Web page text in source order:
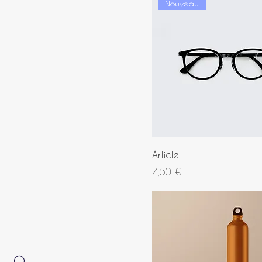
Nouveau
Article
Prix
7,50 €